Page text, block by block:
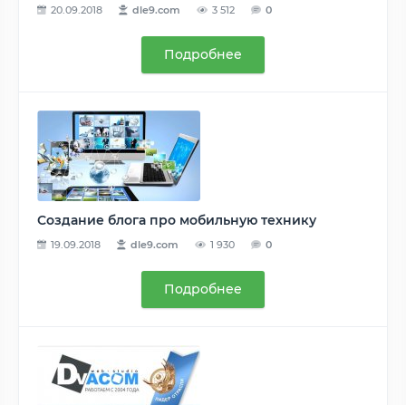
20.09.2018 dle9.com 3 512 0
Подробнее
Создание блога про мобильную технику
19.09.2018 dle9.com 1 930 0
Подробнее